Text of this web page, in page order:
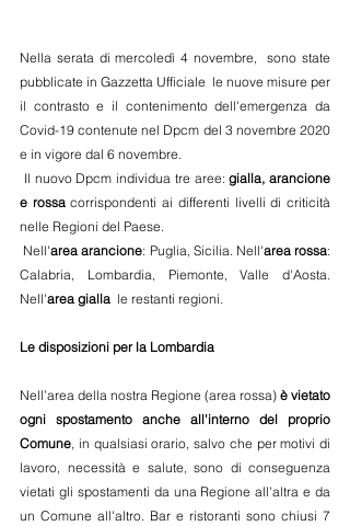
Nella serata di mercoledì 4 novembre,  sono state
pubblicate in Gazzetta Ufficiale  le nuove misure per
il contrasto e il contenimento dell'emergenza da
Covid-19 contenute nel Dpcm del 3 novembre 2020
e in vigore dal 6 novembre.
Il nuovo Dpcm individua tre aree: gialla, arancione
e rossa corrispondenti ai differenti livelli di criticità
nelle Regioni del Paese.
Nell'area arancione: Puglia, Sicilia. Nell'area rossa:
Calabria, Lombardia, Piemonte, Valle d'Aosta.
Nell'area gialla
  le restanti regioni.
Le disposizioni per la Lombardia
Nell’area della nostra Regione (area rossa) è vietato
ogni spostamento anche all'interno del proprio
Comune, in qualsiasi orario, salvo che per motivi di
lavoro, necessità e salute, sono di conseguenza
vietati gli spostamenti da una Regione all'altra e da
un Comune all'altro. Bar e ristoranti sono chiusi 7